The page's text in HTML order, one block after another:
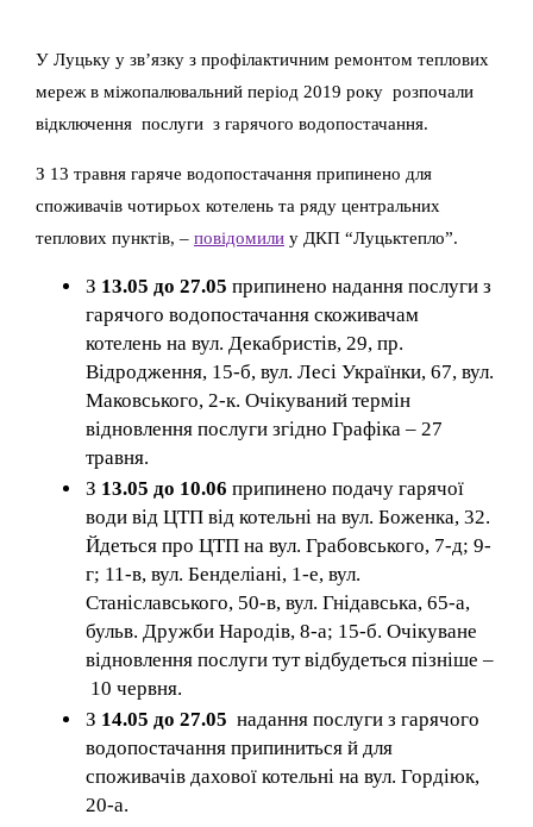
У Луцьку у зв’язку з профілактичним ремонтом теплових
мереж в міжопалювальний період 2019 року розпочали
відключення послуги з гарячого водопостачання.
З 13 травня гаряче водопостачання припинено для
споживачів чотирьох котелень та ряду центральних
теплових пунктів, – повідомили у ДКП “Луцьктепло”.
З 13.05 до 27.05 припинено надання послуги з
гарячого водопостачання скоживачам
котелень на вул. Декабристів, 29, пр.
Відродження, 15-б, вул. Лесі Українки, 67, вул.
Маковського, 2-к. Очікуваний термін
відновлення послуги згідно Графіка – 27
травня.
З 13.05 до 10.06 припинено подачу гарячої
води від ЦТП від котельні на вул. Боженка, 32.
Йдеться про ЦТП на вул. Грабовського, 7-д; 9-
г; 11-в, вул. Бенделіані, 1-е, вул.
Станіславського, 50-в, вул. Гнідавська, 65-а,
бульв. Дружби Народів, 8-а; 15-б. Очікуване
відновлення послуги тут відбудеться пізніше –
10 червня.
З 14.05 до 27.05 надання послуги з гарячого
водопостачання припиниться й для
споживачів дахової котельні на вул. Гордіюк,
20-а.